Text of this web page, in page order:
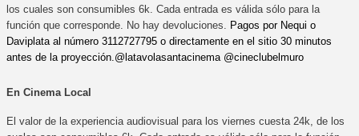
los cuales son consumibles 6k. Cada entrada es válida sólo para la
función que corresponde. No hay devoluciones. Pagos por Nequi o
Daviplata al número 3112727795 o directamente en el sitio 30 minutos
antes de la proyección.@latavolasantacinema @cineclubelmuro
En Cinema Local
El valor de la experiencia audiovisual para los viernes cuesta 24k, de los